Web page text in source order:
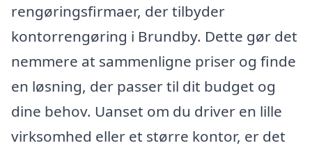
rengøringsfirmaer, der tilbyder
kontorrengøring i Brundby. Dette gør det
nemmere at sammenligne priser og finde
en løsning, der passer til dit budget og
dine behov. Uanset om du driver en lille
virksomhed eller et større kontor, er det